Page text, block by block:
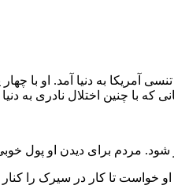
چنین اختلال نادری به دنیا
دیدن او پول خوبی به
خواست تا کار در سیرک را